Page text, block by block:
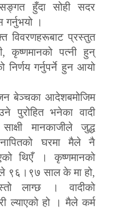
हुँदा सोही सदर
।
प्रस्तुत
,कृष्णमानको पत्नी हुन्
निर्णय गर्नुपर्ने हुन आयो
आदेशबमोजिम
पुरोहित भनेका वादी
साक्षी मानकाजीले जुद्ध
घरमा मैले नै
थिएँ । कृष्णमानको
९६।९७ साल के मा हो,
लाग्छ । वादीको
ल्याएको हो । मैले कर्म